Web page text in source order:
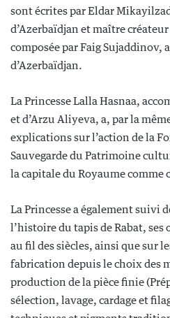
sont écrites par Eldar
d’Azerbaïdjan et maître
composée par Faig Sujaddinov,
d’Azerbaïdjan.
La Princesse Lalla Hasnaa,
et d’Arzu Aliyeva, a, par la
explications sur l’action de la
Sauvegarde du Patrimoine
la capitale du Royaume comme
La Princesse a également suivi
l’histoire du tapis de Rabat,
au fil des siècles, ainsi que sur
fabrication depuis le choix des
production de la pièce finie
sélection, lavage, cardage et